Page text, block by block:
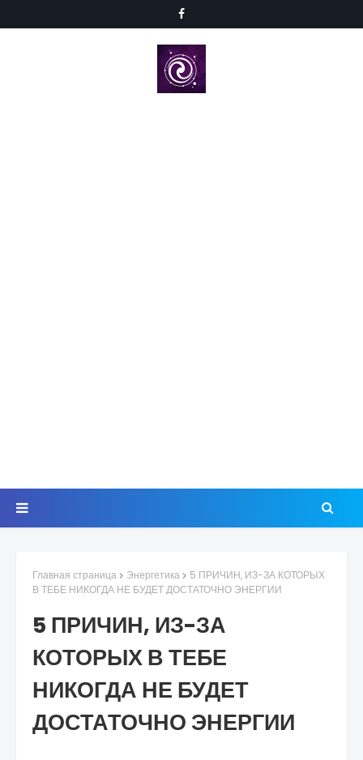
Главная страница Энергетика
5 ПРИЧИН, ИЗ-ЗА КОТОРЫХ
В ТЕБЕ НИКОГДА НЕ БУДЕТ ДОСТАТОЧНО ЭНЕРГИИ
5 ПРИЧИН, ИЗ-ЗА
КОТОРЫХ В ТЕБЕ
НИКОГДА НЕ БУДЕТ
ДОСТАТОЧНО ЭНЕРГИИ